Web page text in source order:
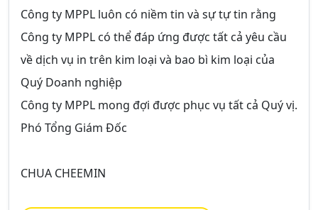
Công ty MPPL luôn có niềm tin và sự tự tin rằng
Công ty MPPL có thể đáp ứng được tất cả yêu cầu
về dịch vụ in trên kim loại và bao bì kim loại của
Quý Doanh nghiệp
Công ty MPPL mong đợi được phục vụ tất cả Quý vị.
Phó Tổng Giám Đốc
CHUA CHEEMIN